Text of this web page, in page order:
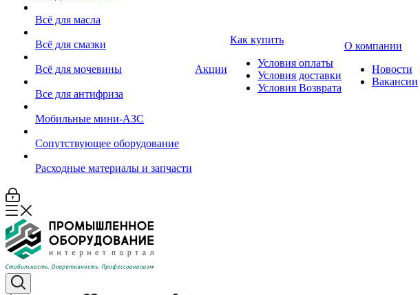
Всё для масла
Всё для смазки
Всё для мочевины
Все для антифриза
Мобильные мини-АЗС
Сопутствующее оборудование
Расходные материалы и запчасти
Акции
Как купить
Условия оплаты
Условия доставки
Условия Возврата
О компании
Новости
Вакансии